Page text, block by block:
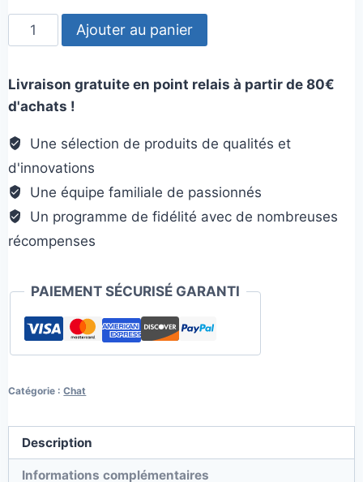
quantité
de
de
cataire
herbe
aux
chats
Ajouter au panier
Livraison gratuite en point relais à partir de 80€
d'achats !
Une sélection de produits de qualités et
d'innovations
Une équipe familiale de passionnés
Un programme de fidélité avec de nombreuses
récompenses
PAIEMENT SÉCURISÉ GARANTI
Catégorie :Chat
Description
Informations complémentaires